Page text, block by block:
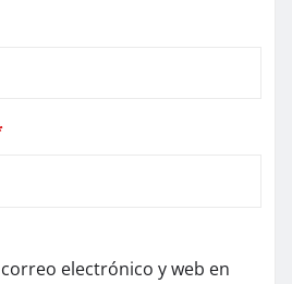
electrónico y web en